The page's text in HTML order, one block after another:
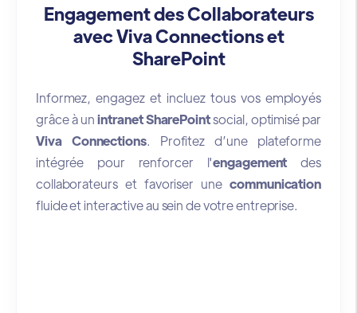
Engagement des Collaborateurs
avec Viva Connections et
SharePoint
Informez, engagez et incluez tous vos employés
grâce à unintranet SharePointsocial, optimisé par
Viva Connections. Profitez d’une plateforme
intégrée pour renforcer l'engagement des
collaborateurs et favoriser unecommunication
fluide et interactive au sein de votre entreprise.